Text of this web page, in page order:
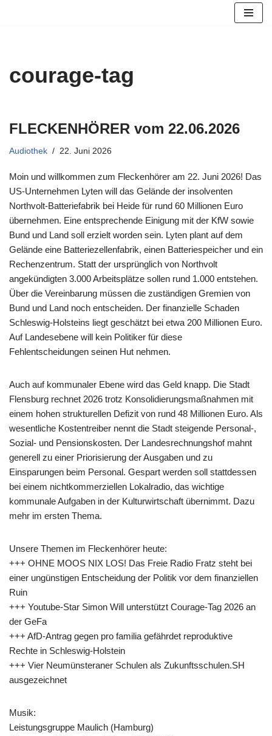
courage-tag
FLECKENHÖRER vom 22.06.2026
Audiothek 22. Juni 2026
Moin und willkommen zum Fleckenhörer am 22. Juni 2026! Das
US-Unternehmen Lyten will das Gelände der insolventen
Northvolt-Batteriefabrik bei Heide für rund 60 Millionen Euro
übernehmen. Eine entsprechende Einigung mit der KfW sowie
Bund und Land soll erzielt worden sein. Lyten plant auf dem
Gelände eine Batteriezellenfabrik, einen Batteriespeicher und ein
Rechenzentrum. Statt der ursprünglich von Northvolt
angekündigten 3.000 Arbeitsplätze sollen rund 1.000 entstehen.
Über die Vereinbarung müssen die zuständigen Gremien von
Bund und Land noch entscheiden. Der finanzielle Schaden
Schleswig-Holsteins liegt geschätzt bei etwa 200 Millionen Euro.
Auf Landesebene will kein Politiker für diese
Fehlentscheidungen seinen Hut nehmen.
Auch auf kommunaler Ebene wird das Geld knapp. Die Stadt
Flensburg rechnet 2026 trotz Konsolidierungsmaßnahmen mit
einem hohen strukturellen Defizit von rund 48 Millionen Euro. Als
wesentliche Kostentreiber nennt die Stadt steigende Personal-,
Sozial- und Pensionskosten. Der Landesrechnungshof mahnt
generell zu einer Priorisierung der Ausgaben und zu
Einsparungen beim Personal. Gespart werden soll stattdessen
bei einem nichtkommerziellen Lokalradio, das wichtige
kommunale Aufgaben in der Kulturwirtschaft übernimmt. Dazu
mehr im ersten Thema.
Unsere Themen im Fleckenhörer heute:
+++ OHNE MOOS NIX LOS! Das Freie Radio Fratz steht bei
einer ungünstigen Entscheidung der Politik vor dem finanziellen
Ruin
+++ Youtube-Star Simon Will unterstützt Courage-Tag 2026 an
der GeFa
+++ AfD-Antrag gegen pro familia gefährdet reproduktive
Rechte in Schleswig-Holstein
+++ Vier Neumünsteraner Schulen als Zukunftsschulen.SH
ausgezeichnet
Musik:
Leistungsgruppe Maulich (Hamburg)